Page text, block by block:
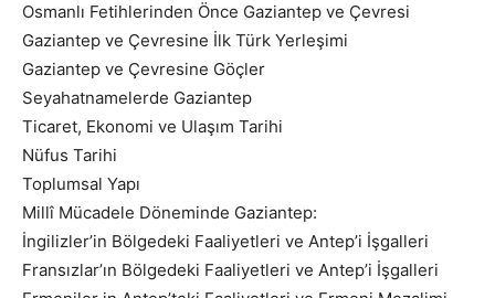
Osmanlı Fetihlerinden Önce Gaziantep ve Çevresi
Gaziantep ve Çevresine İlk Türk Yerleşimi
Gaziantep ve Çevresine Göçler
Seyahatnamelerde Gaziantep
Ticaret, Ekonomi ve Ulaşım Tarihi
Nüfus Tarihi
Toplumsal Yapı
Millî Mücadele Döneminde Gaziantep:
İngilizler’in Bölgedeki Faaliyetleri ve Antep’i İşgalleri
Fransızlar’ın Bölgedeki Faaliyetleri ve Antep’i İşgalleri